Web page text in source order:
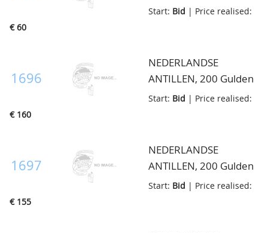
1979, proof
Start: Bid | Price realised:
€ 60
1696
NEDERLANDSE
ANTILLEN, 200 Gulden
1976, Andrew Doria,
Start: Bid | Price realised:
€ 160
1697
NEDERLANDSE
ANTILLEN, 200 Gulden
1977, Peter
Start: Bid | Price realised:
€ 155